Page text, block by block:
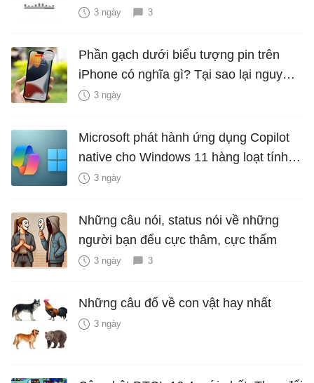
3 ngày 3
Phần gạch dưới biểu tượng pin trên
iPhone có nghĩa gì? Tại sao lại nguy
hiểm?
3 ngày
Microsoft phát hành ứng dụng Copilot
native cho Windows 11 hàng loạt tính
năng mới Hữu Ích
3 ngày
Những câu nói, status nói về những
người bạn đểu cực thâm, cực thấm
3 ngày 3
Những câu đố về con vật hay nhất
3 ngày